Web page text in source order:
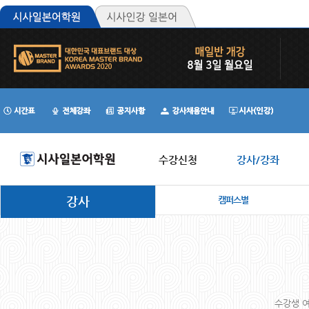
수강신청 강사/강좌
강사 캠퍼스별
수강생